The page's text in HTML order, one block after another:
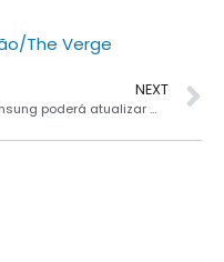
The Verge
NEXT
Samsung poderá atualizar muitos Galaxys para Android 4.4